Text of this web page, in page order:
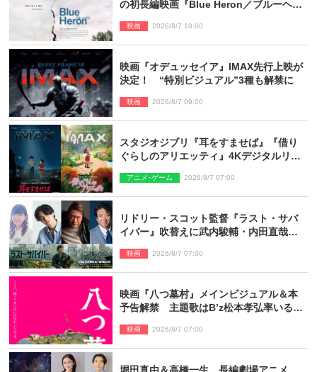
の初長編映画『Blue Heron／ブルーヘロ
映画 2026/8/7 10:00
映画『オデュッセイア』IMAX先行上映が
決定！ “特別ビジュアル”3種も解禁に
映画 2026/8/7 09:00
スタジオジブリ『耳をすませば』『借り
ぐらしのアリエッティ』4Kデジタルリマ
アニメ･ゲーム 2026/8/7 07:00
リドリー・スコット監督『ラスト・サバ
イバー』吹替えに武内駿輔・内田直哉・
結！
映画 2026/8/7 07:00
映画『八つ墓村』メインビジュアル＆本
予告解禁 主題歌はB’z松本孝弘率いる
映画 2026/8/7 07:00
堀田真由＆高橋一生、長編劇場アニメ